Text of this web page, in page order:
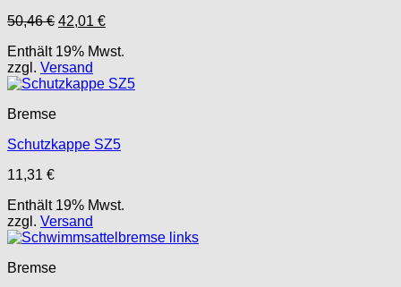
50,46€ Ursprünglicher
war:
50,46 €
42,01 €Aktueller
ist:
Enthält 19% Mwst.
zzgl. Versand
Bremse
Schutzkappe SZ5
11,31 €
Enthält 19% Mwst.
zzgl. Versand
Bremse